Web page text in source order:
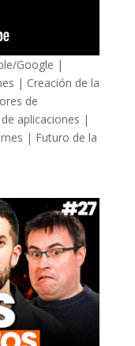
Google |
| Creación de la
de
aplicaciones |
| Futuro de la